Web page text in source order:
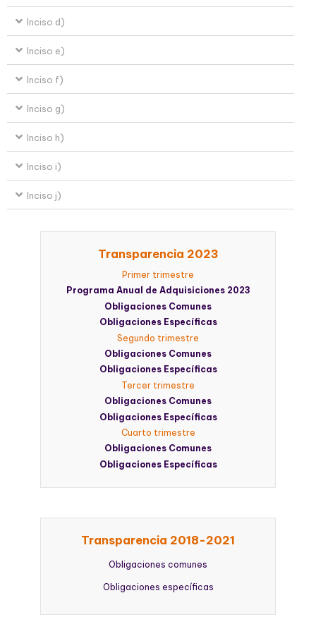
Inciso d)
Inciso e)
Inciso f)
Inciso g)
Inciso h)
Inciso i)
Inciso j)
Transparencia 2023
Primer trimestre
Programa Anual de Adquisiciones 2023
Obligaciones Comunes
Obligaciones Específicas
Segundo trimestre
Obligaciones Comunes
Obligaciones Específicas
Tercer trimestre
Obligaciones Comunes
Obligaciones Específicas
Cuarto trimestre
Obligaciones Comunes
Obligaciones Específicas
Transparencia 2018-2021
Obligaciones comunes
Obligaciones específicas